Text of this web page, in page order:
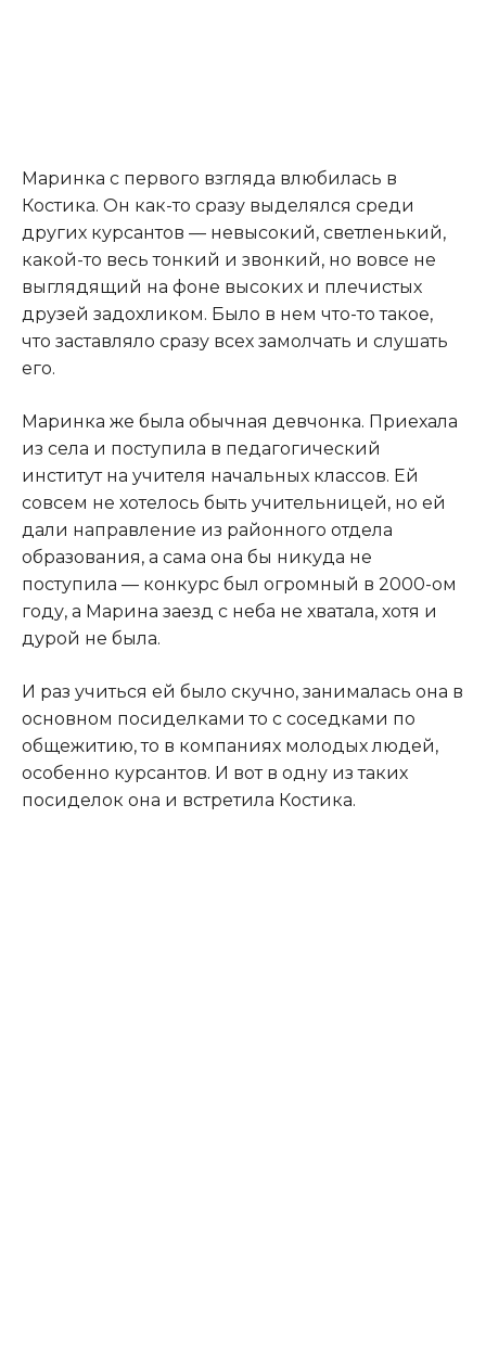
Маринка с первого взгляда влюбилась в
Костика. Он как-то сразу выделялся среди
других курсантов — невысокий, светленький,
какой-то весь тонкий и звонкий, но вовсе не
выглядящий на фоне высоких и плечистых
друзей задохликом. Было в нем что-то такое,
что заставляло сразу всех замолчать и слушать
его.​
​Маринка же была обычная девчонка. Приехала
из села и поступила в педагогический
институт на учителя начальных классов. Ей
совсем не хотелось быть учительницей, но ей
дали направление из районного отдела
образования, а сама она бы никуда не
поступила — конкурс был огромный в 2000-ом
году, а Марина заезд с неба не хватала, хотя и
дурой не была.​
​И раз учиться ей было скучно, занималась она в
основном посиделками то с соседками по
общежитию, то в компаниях молодых людей,
особенно курсантов. И вот в одну из таких
посиделок она и встретила Костика.​